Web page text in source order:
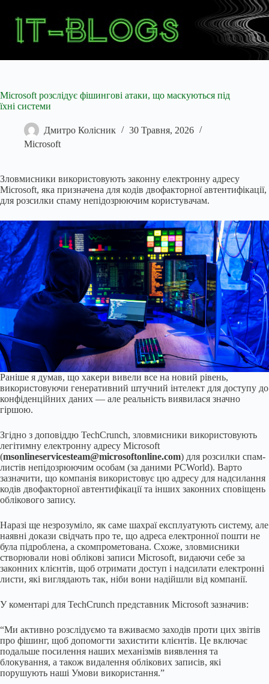
Microsoft розслідує фішингові атаки, що маскуються під
їхні системи
Дмитро Колісник
30 Травня, 2026
Microsoft
Зловмисники використовують законну електронну адресу
Microsoft, яка призначена для кодів двофакторної автентифікації,
для розсилки спаму непідозрюючим користувачам.
Раніше я думав, що хакери вивели все на новий рівень,
використовуючи генеративний штучний інтелект для доступу до
конфіденційних даних — але реальність виявилася значно
гіршою.
Згідно з доповіддю TechCrunch, зловмисники використовують
легітимну електронну адресу Microsoft
(msonlineservicesteam@microsoftonline.com) для розсилки спам-
листів непідозрюючим особам (за даними PCWorld). Варто
зазначити, що компанія використовує цю адресу для надсилання
кодів двофакторної автентифікації та інших законних сповіщень
облікового запису.
Наразі ще незрозуміло, як саме шахраї експлуатують систему, але
наявні докази свідчать про те, що адреса електронної пошти не
була підроблена, а скомпрометована. Схоже, зловмисники
створювали нові облікові записи Microsoft, видаючи себе за
законних клієнтів, щоб отримати доступ і надсилати електронні
листи, які виглядають так, ніби вони надійшли від компанії.
У коментарі для TechCrunch представник Microsoft зазначив:
“Ми активно розслідуємо та вживаємо заходів проти цих звітів
про фішинг, щоб допомогти захистити клієнтів. Це включає
подальше посилення наших механізмів виявлення та
блокування, а також видалення облікових записів, які
порушують наші Умови використання.”